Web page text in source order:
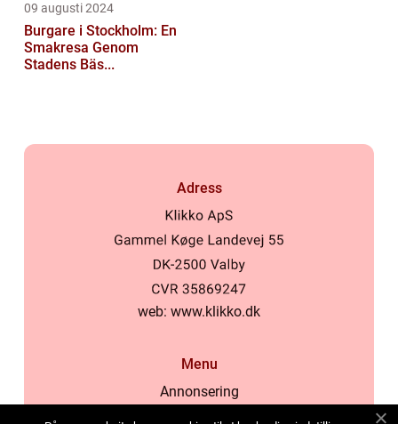
09 augusti 2024
Burgare i Stockholm: En
Smakresa Genom
Stadens Bäs...
Adress
web: www.klikko.dk
Menu
Annonsering